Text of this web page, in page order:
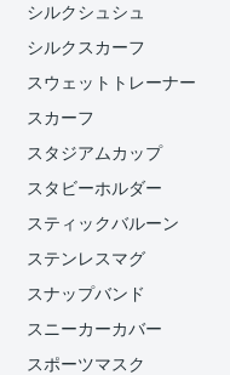
シルクシュシュ
シルクスカーフ
スウェットトレーナー
スカーフ
スタジアムカップ
スタビーホルダー
スティックバルーン
ステンレスマグ
スナップバンド
スニーカーカバー
スポーツマスク